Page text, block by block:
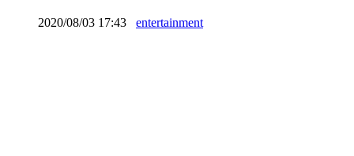
2020/08/03 17:43 entertainment